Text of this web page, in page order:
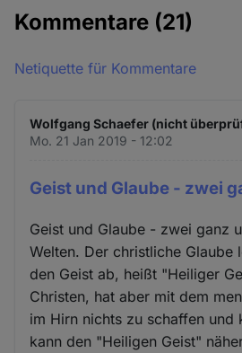
Kommentare (21)
Netiquette für Kommentare
Wolfgang Schaefer (nicht
Mo. 21 Jan 2019 - 12:02
Geist und Glaube - zwei
Geist und Glaube - zwei ganz
Welten. Der christliche Glaube
den Geist ab, heißt "Heiliger
Christen, hat aber mit dem
im Hirn nichts zu schaffen und
kann den "Heiligen Geist"